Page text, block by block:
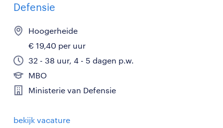
Defensie
Hoogerheide
€ 19,40 per uur
32 - 38 uur, 4 - 5 dagen p.w.
MBO
Ministerie van Defensie
bekijk vacature